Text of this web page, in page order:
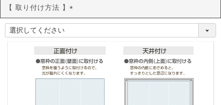
【 取り付け方法 】
(
)